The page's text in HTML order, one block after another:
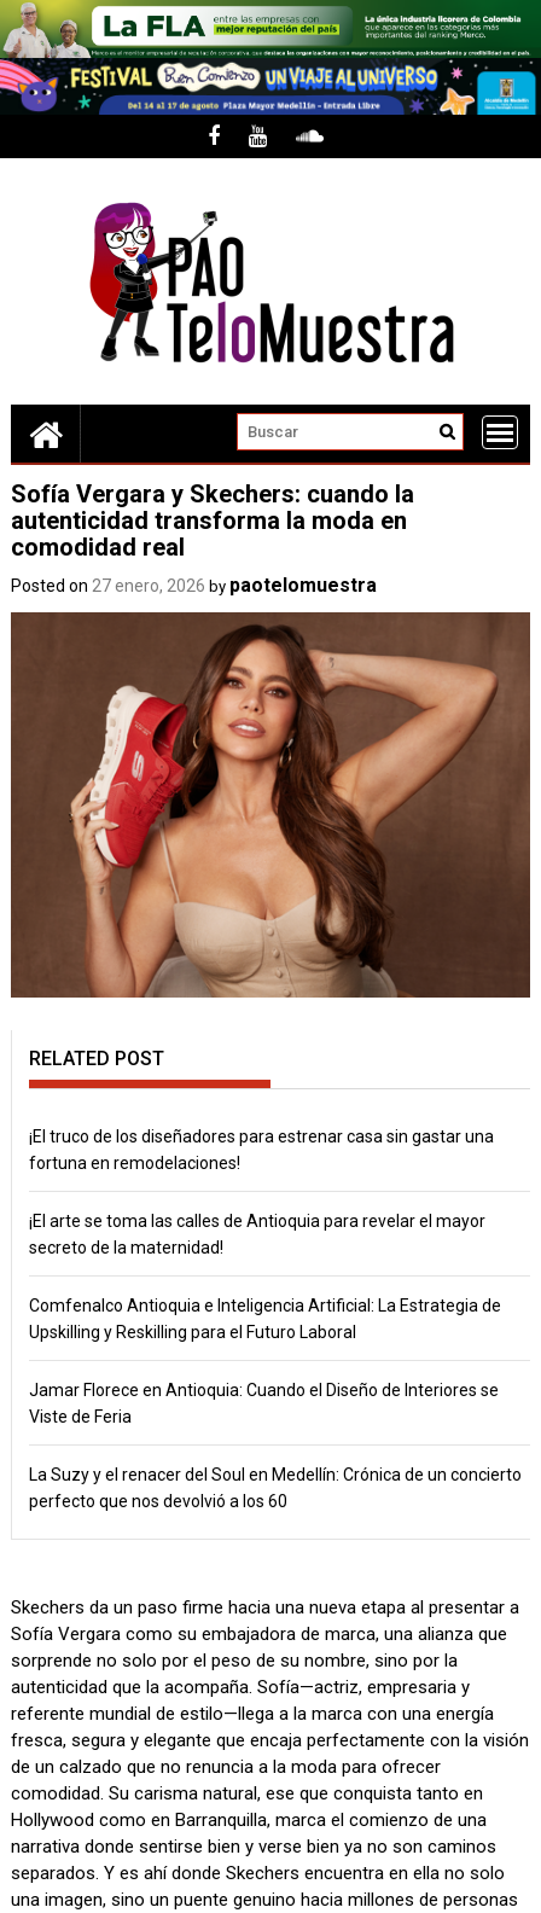
Sofía Vergara y Skechers: cuando la
autenticidad transforma la moda en
comodidad real
Posted on 27 enero, 2026 by paotelomuestra
RELATED POST
¡El truco de los diseñadores para estrenar casa sin gastar una
fortuna en remodelaciones!
¡El arte se toma las calles de Antioquia para revelar el mayor
secreto de la maternidad!
Comfenalco Antioquia e Inteligencia Artificial: La Estrategia de
Upskilling y Reskilling para el Futuro Laboral
Jamar Florece en Antioquia: Cuando el Diseño de Interiores se
Viste de Feria
La Suzy y el renacer del Soul en Medellín: Crónica de un concierto
perfecto que nos devolvió a los 60
Skechers da un paso firme hacia una nueva etapa al presentar a
Sofía Vergara como su embajadora de marca, una alianza que
sorprende no solo por el peso de su nombre, sino por la
autenticidad que la acompaña. Sofía—actriz, empresaria y
referente mundial de estilo—llega a la marca con una energía
fresca, segura y elegante que encaja perfectamente con la visión
de un calzado que no renuncia a la moda para ofrecer
comodidad. Su carisma natural, ese que conquista tanto en
Hollywood como en Barranquilla, marca el comienzo de una
narrativa donde sentirse bien y verse bien ya no son caminos
separados. Y es ahí donde Skechers encuentra en ella no solo
una imagen, sino un puente genuino hacia millones de personas